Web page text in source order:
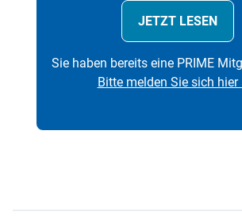
JETZT LESEN
Sie haben bereits eine PRIME
Bitte melden Sie sich hier